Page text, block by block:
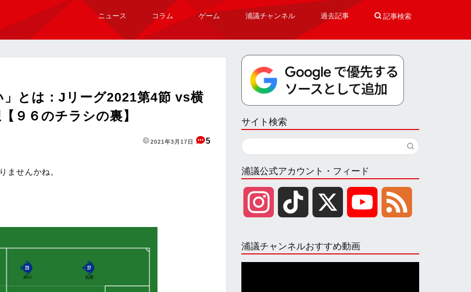
ニュース コラム ゲーム 浦議チャンネル 過去記事  記事検索
」とは：Jリーグ2021第4節 vs横
９６のチラシの裏】
2021年3月17日 5
ませんかね。
サイト検索
浦議公式アカウント・フィード
s k u e
浦議チャンネルおすすめ動画